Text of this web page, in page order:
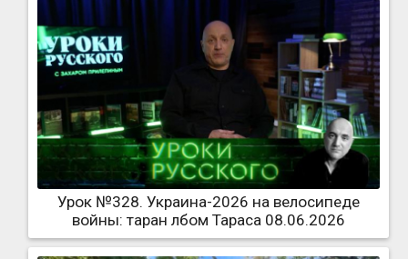
Урок №328. Украина-2026 на велосипеде
войны: таран лбом Тараса 08.06.2026